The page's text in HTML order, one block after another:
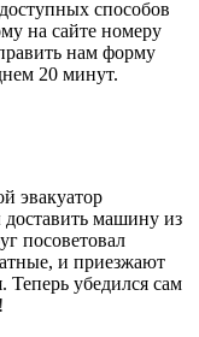
способов
на сайте номеру
нам форму
20 минут.
эвакуатор
машину из
посоветовал
и приезжают
убедился сам